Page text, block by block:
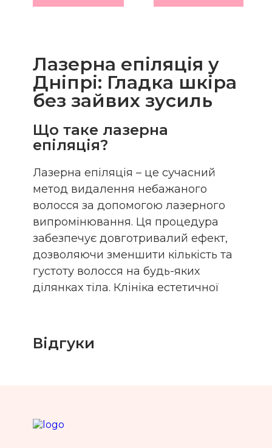
Лазерна епіляція у
Дніпрі: Гладка шкіра
без зайвих зусиль
Що таке лазерна
епіляція?
Лазерна епіляція – це сучасний
метод видалення небажаного
волосся за допомогою лазерного
випромінювання. Ця процедура
забезпечує довготривалий ефект,
дозволяючи зменшити кількість та
густоту волосся на будь-яких
ділянках тіла. Клініка естетичної
епіляції для максимально
комфортного та ефективного
центрі косметології
Відгуки